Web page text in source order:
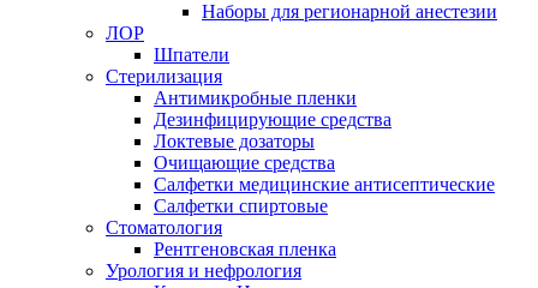
Наборы для регионарной анестезии
ЛОР
Шпатели
Стерилизация
Антимикробные пленки
Дезинфицирующие средства
Локтевые дозаторы
Очищающие средства
Салфетки медицинские антисептические
Салфетки спиртовые
Стоматология
Рентгеновская пленка
Урология и нефрология